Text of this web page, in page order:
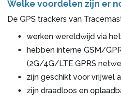
Welke voordelen zijn er
De GPS trackers van
werken wereldwijd via
hebben interne GSM/
(2G/4G/LTE GPRS
zijn geschikt voor vrijwel
zijn draadloos en